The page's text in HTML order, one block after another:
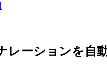
レーションを自